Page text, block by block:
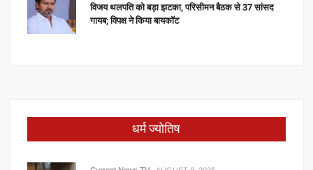
विजय थलपति को बड़ा झटका, परिसीमन बैठक से 37 सांसद
गायब; विपक्ष ने किया बायकॉट
धर्म ज्योतिष